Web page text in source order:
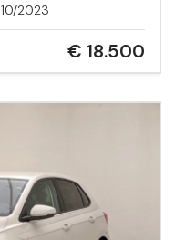
10/2023
€ 18.500